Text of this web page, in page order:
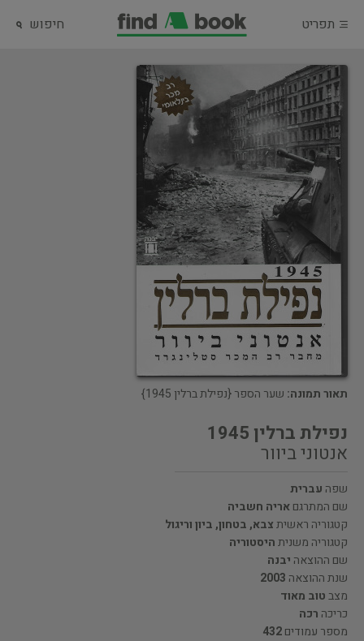
תפריט חיפוש
תאור תמונה: שער הספר {נפילת ברלין 1945}
נפילת ברלין 1945
אנטוני ביוור
שפה עברית
שם המתרגםאריה חשביה
קטגוריה ראשיתצבא, בטחון, ביון וריגול
קטגוריה משניתהיסטוריה
שם ההוצאה יבנה
שנת ההוצאה 2003
מצבטוב מאוד
כריכה רכה
מספר עמודים432